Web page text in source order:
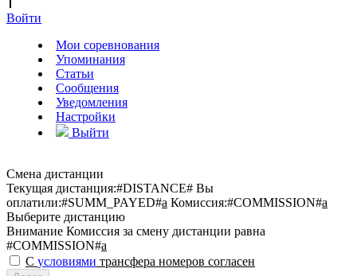
Войти
Мои соревнования
Упоминания
Статьи
Сообщения
Уведомления
Настройки
Выйти
Смена дистанции
Текущая дистанция:#DISTANCE# Вы
оплатили:#SUMM_PAYED#a Комиссия:#COMMISSION#a
Выберите дистанцию
Внимание Комиссия за смену дистанции равна
#COMMISSION#a
С условиями трансфера номеров согласен